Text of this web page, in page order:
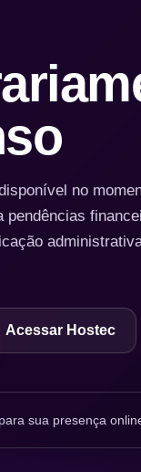
no
pendências
Acessar Hostec
sua presença